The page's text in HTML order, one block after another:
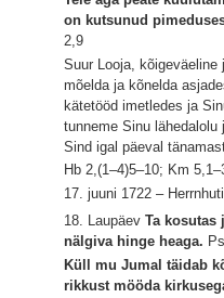
on kutsunud
2,9
Suur Looja,
mõelda ja kõnelda
kätetööd imetledes ja
tunneme Sinu
Sind igal päeval
Hb 2,(1–4)5–10; Km
17. juuni 1722 –
18. LaupäevTa kosutas
nälgiva hinge heaga.
Küll mu Jumal täidab
rikkust mööda